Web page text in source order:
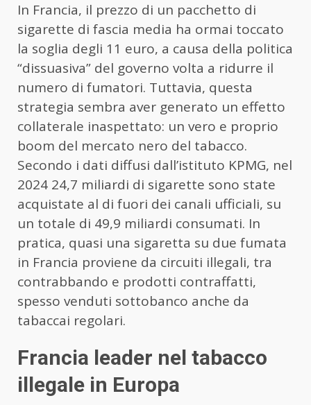
In Francia, il prezzo di un pacchetto di
sigarette di fascia media ha ormai toccato
la soglia degli 11 euro, a causa della politica
“dissuasiva” del governo volta a ridurre il
numero di fumatori. Tuttavia, questa
strategia sembra aver generato un effetto
collaterale inaspettato: un vero e proprio
boom del mercato nero del tabacco.
Secondo i dati diffusi dall’istituto KPMG, nel
2024 24,7 miliardi di sigarette sono state
acquistate al di fuori dei canali ufficiali, su
un totale di 49,9 miliardi consumati. In
pratica, quasi una sigaretta su due fumata
in Francia proviene da circuiti illegali, tra
contrabbando e prodotti contraffatti,
spesso venduti sottobanco anche da
tabaccai regolari.
Francia leader nel tabacco
illegale in Europa